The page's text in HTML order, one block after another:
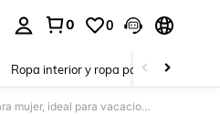
0 0
Ropa interior y ropa para dormir
Aloruh Cárdigan de manga corta con decoración de estrella de mar tejido para mujer, ideal para vacaciones de primavera/verano